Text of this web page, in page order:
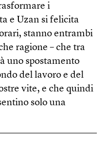
i
e Uzan si felicita
stanno entrambi
ragione – che tra
uno spostamento
del lavoro e del
vite, e che quindi
solo una